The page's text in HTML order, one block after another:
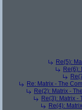
Re(5):
Re(6):
Re: Matrix - The
Re(2): Matrix -
Re(3): Matrix -
Re(4):